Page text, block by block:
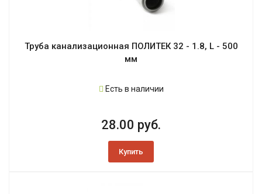
Труба канализационная ПОЛИТЕК 32 - 1.8, L - 500
мм
Есть в наличии
28.00 руб.
Купить